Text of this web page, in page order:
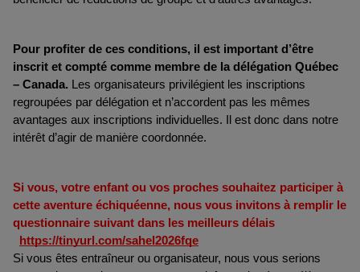
Pour profiter de ces conditions, il est important d’être
inscrit et compté comme membre de la délégation Québec
– Canada. Les organisateurs privilégient les inscriptions
regroupées par délégation et n’accordent pas les mêmes
avantages aux inscriptions individuelles. Il est donc dans notre
intérêt d’agir de manière coordonnée.
Si vous, votre enfant ou vos proches souhaitez participer à
cette aventure échiquéenne, nous vous invitons à remplir le
questionnaire suivant dans les meilleurs délais
https://tinyurl.com/sahel2026fqe
Si vous êtes entraîneur ou organisateur, nous vous serions